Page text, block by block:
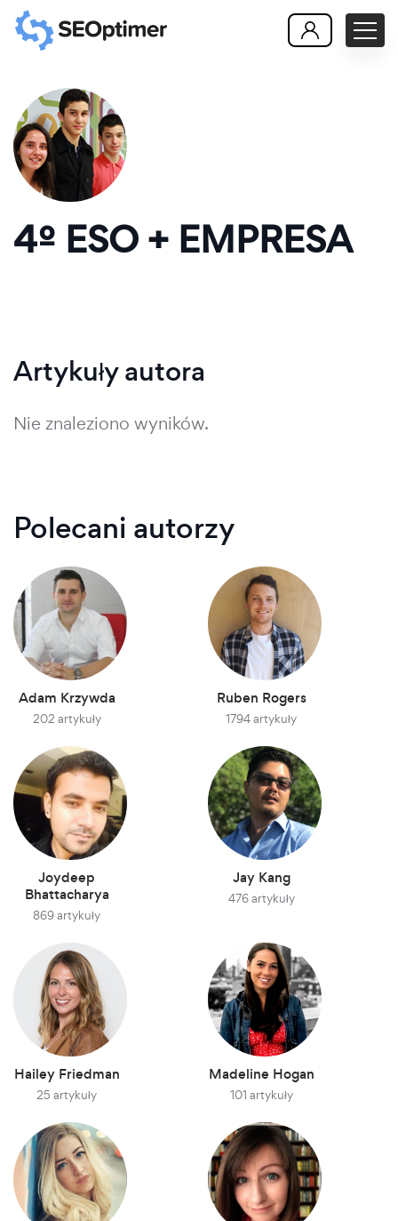
4º ESO + EMPRESA
Artykuły autora
Nie znaleziono wyników.
Polecani autorzy
Adam Krzywda
202 artykuły
Ruben Rogers
1794 artykuły
Joydeep
Bhattacharya
869 artykuły
Jay Kang
476 artykuły
Hailey Friedman
25 artykuły
Madeline Hogan
101 artykuły